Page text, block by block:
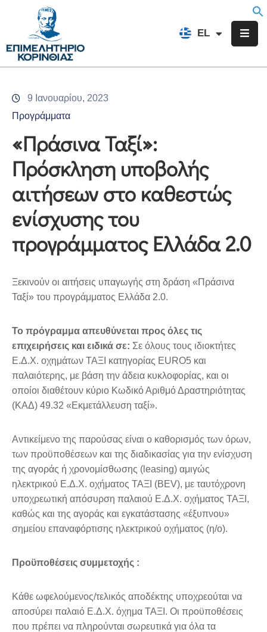
EL
FR
Επιμελητήριο
Υπηρεσίες
Προγράμματα
&
Δράσεις
Εκδηλώσεις
Επικοινωνία
9 Ιανουαρίου, 2023
Προγράμματα
«Πράσινα Ταξί»:
Πρόσκληση υποβολής
αιτήσεων στο καθεστώς
ενίσχυσης του
προγράμματος Ελλάδα 2.0
Ξεκινούν οι αιτήσεις υπαγωγής στη δράση «Πράσινα
Ταξί» του προγράμματος Ελλάδα 2.0.
Το πρόγραμμα απευθύνεται προς όλες τις
επιχειρήσεις και ειδικά σε: Σε όλους τους ιδιοκτήτες
Ε.Δ.Χ. οχημάτων ΤΑΞΙ κατηγορίας EURO5 και
παλαιότερης, με βάση την άδεια κυκλοφορίας, και οι
οποίοι διαθέτουν κύριο Κωδικό Αριθμό Δραστηριότητας
(ΚΑΔ) 49.32 «Εκμετάλλευση ταξί».
Αντικείμενο της παρούσας είναι ο καθορισμός των όρων,
των προϋποθέσεων και της διαδικασίας για την ενίσχυση
της αγοράς ή χρονομίσθωσης (leasing) αμιγώς
ηλεκτρικού Ε.Δ.Χ. οχήματος ΤΑΞΙ (BEV), με ταυτόχρονη
υποχρεωτική απόσυρση παλαιού Ε.Δ.Χ. οχήματος ΤΑΞΙ,
καθώς και της αγοράς και εγκατάστασης «έξυπνου»
σημείου επαναφόρτισης ηλεκτρικού οχήματος (η/ο).
Προϋποθέσεις συμμετοχής :
Κάθε ωφελούμενος/τελικός αποδέκτης υποχρεούται να
αποσύρει παλαιό Ε.Δ.Χ. όχημα ΤΑΞΙ. Οι προϋποθέσεις
που πρέπει να πληρούνται σωρευτικά για όλα τα